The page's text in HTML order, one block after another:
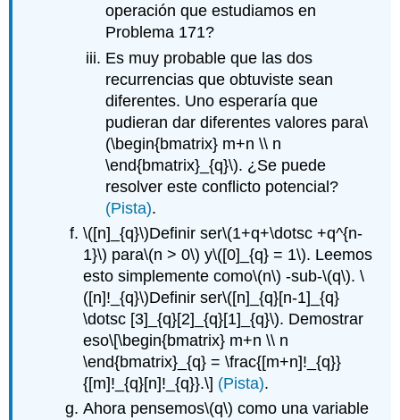
operación que estudiamos en
Problema 171?
Es muy probable que las dos
recurrencias que obtuviste sean
diferentes. Uno esperaría que
pudieran dar diferentes valores para\
(\begin{bmatrix} m+n \\ n
\end{bmatrix}_{q}\). ¿Se puede
resolver este conflicto potencial?
(Pista).
\([n]_{q}\)Definir ser\(1+q+\dotsc +q^{n-
1}\) para\(n > 0\) y\([0]_{q} = 1\). Leemos
esto simplemente como\(n\) -sub-\(q\).\
([n]!_{q}\)Definir ser\([n]_{q}[n-1]_{q}
\dotsc [3]_{q}[2]_{q}[1]_{q}\). Demostrar
eso\[\begin{bmatrix} m+n \\ n
\end{bmatrix}_{q} = \frac{[m+n]!_{q}}
{[m]!_{q}[n]!_{q}}.\] (Pista).
Ahora pensemos\(q\) como una variable